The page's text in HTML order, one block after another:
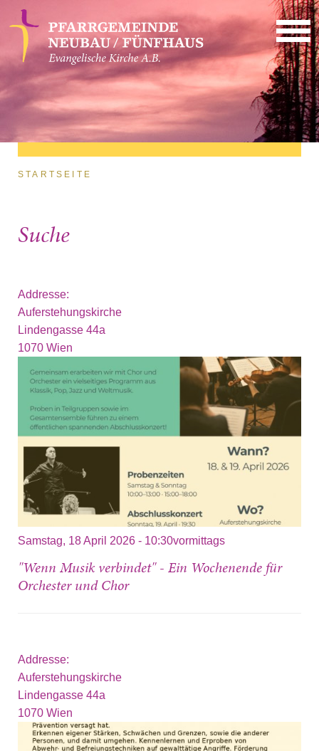
Direkt zum Inhalt
Sie sind hier
STARTSEITE
Suche
Addresse:
Auferstehungskirche
Lindengasse 44a
1070 Wien
Samstag, 18 April 2026 - 10:30vormittags
"Wenn Musik verbindet" - Ein Wochenende für
Orchester und Chor
Addresse:
Auferstehungskirche
Lindengasse 44a
1070 Wien